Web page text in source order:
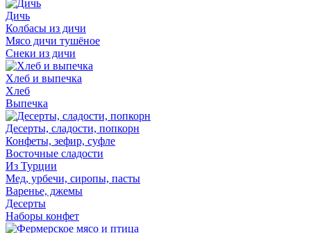
Дичь
Колбасы из дичи
Мясо дичи тушёное
Снеки из дичи
Хлеб и выпечка
Хлеб
Выпечка
Десерты, сладости, попкорн
Конфеты, зефир, суфле
Восточные сладости
Из Турции
Мед, урбечи, сиропы, пасты
Варенье, джемы
Десерты
Наборы конфет